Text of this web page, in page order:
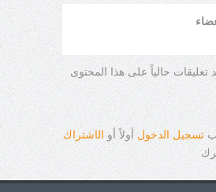
تعليقات حالياً على هذا المحتوى
تسجيل الدخول أولاً أو الاشتراك